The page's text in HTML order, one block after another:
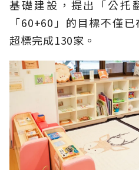
基礎建設，提出「公托
「60+60」的目標不僅
超標完成130家。